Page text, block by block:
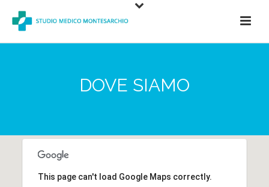
DOVE SIAMO
This page can't load Google Maps correctly.
This page can't load Google Maps correctly.